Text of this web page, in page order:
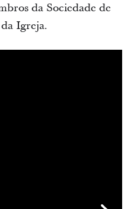
da Sociedade de
Igreja.